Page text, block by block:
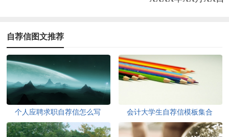
自荐信图文推荐
个人应聘求职自荐信怎么写 会计大学生自荐信模板集合